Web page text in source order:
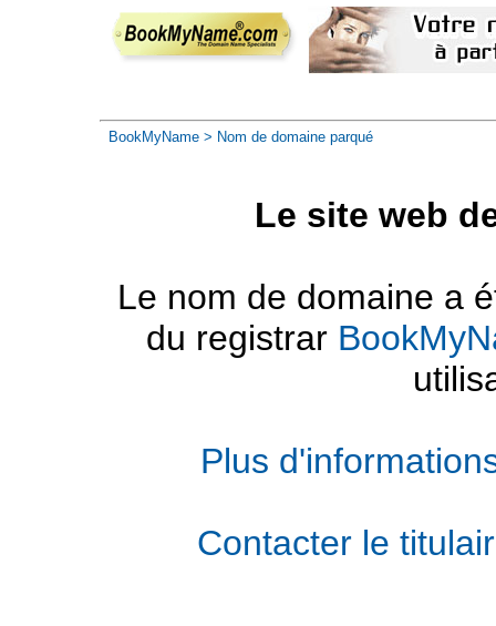
BookMyName > Nom de domaine parqué
Le site web
Le nom de domaine a
du registrar
Plus
Contacter le